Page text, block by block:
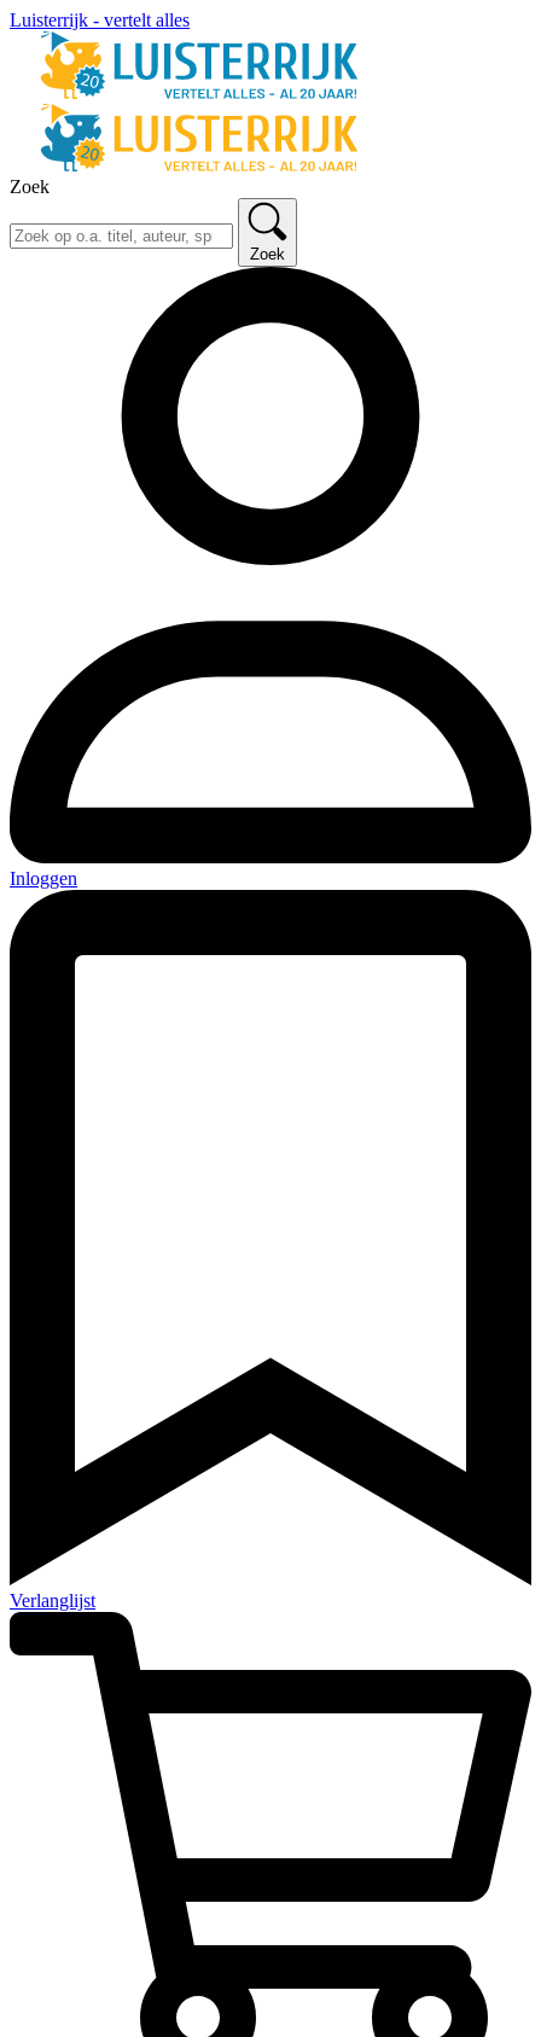
Luisterrijk - vertelt alles
Zoek
Zoek
Inloggen
Verlanglijst